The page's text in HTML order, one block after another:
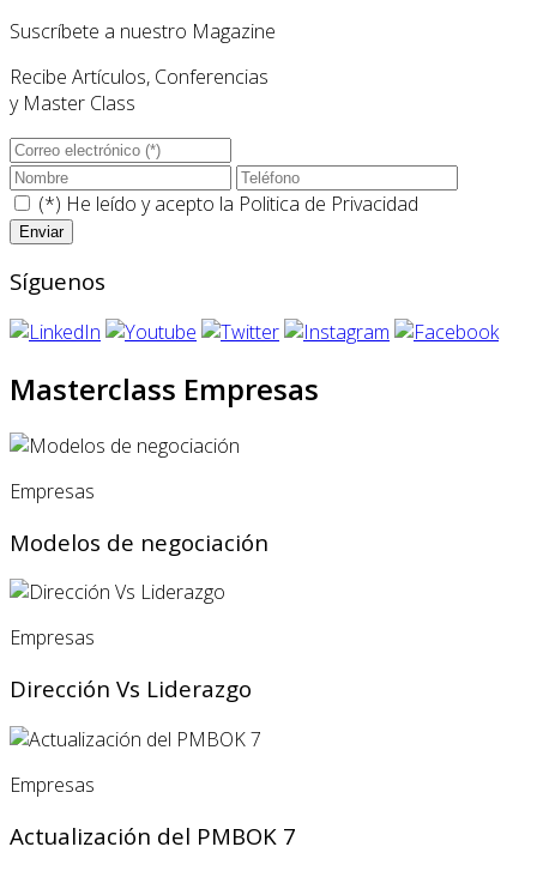
Suscríbete a nuestro Magazine
Recibe Artículos, Conferencias
y Master Class
(*) He leído y acepto la Politica de Privacidad
Síguenos
Masterclass Empresas
Empresas
Modelos de negociación
Empresas
Dirección Vs Liderazgo
Empresas
Actualización del PMBOK 7